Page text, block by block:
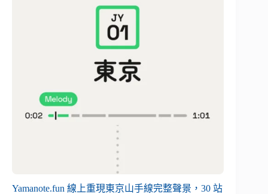
Yamanote.fun 線上重現東京山手線完整聲景，30 站